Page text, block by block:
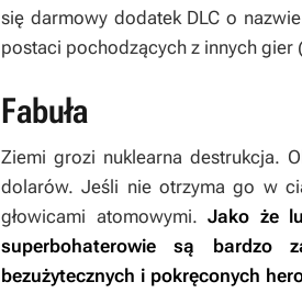
się darmowy dodatek DLC o nazwie
postaci pochodzących z innych gier
Fabuła
Ziemi grozi nuklearna destrukcja.
dolarów. Jeśli nie otrzyma go w
głowicami atomowymi.Jako że
superbohaterowie są bardzo
bezużytecznych i pokręconych